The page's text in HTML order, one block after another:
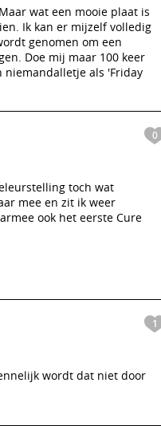
wat een mooie plaat is
Ik kan er mijzelf volledig
genomen om een
Doe mij maar 100 keer
niemandalletje als 'Friday
0
toch wat
mee en zit ik weer
ook het eerste Cure
1
wordt dat niet door